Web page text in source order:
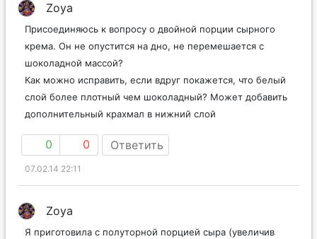
Zoya
Присоединяюсь к вопросу о двойной порции сырного
крема. Он не опустится на дно, не перемешается с
шоколадной массой?
Как можно исправить, если вдруг покажется, что белый
слой более плотный чем шоколадный? Может добавить
дополнительный крахмал в нижний слой
0 0 Ответить
07.02.14 22:11
Zoya
Я приготовила с полуторной порцией сыра (увеличив